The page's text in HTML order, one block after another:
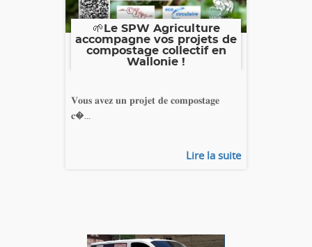
🌱Le SPW Agriculture
accompagne vos projets de
compostage collectif en
Wallonie !
𝐕𝐨𝐮𝐬 𝐚𝐯𝐞𝐳 𝐮𝐧 𝐩𝐫𝐨𝐣𝐞𝐭 𝐝𝐞 𝐜𝐨𝐦𝐩𝐨𝐬𝐭𝐚𝐠𝐞
𝐜�...
Lire la suite